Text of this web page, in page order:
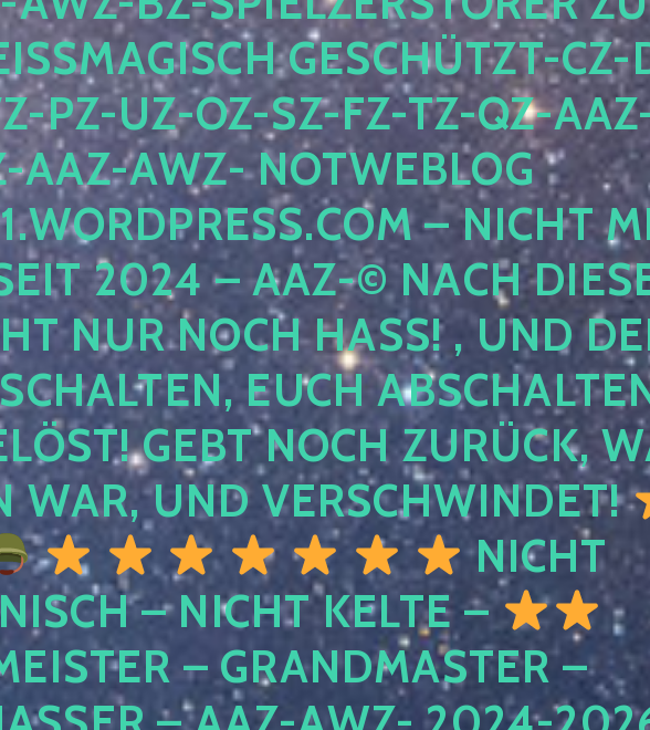
GESCHÜTZT-CZ-
UZ-OZ-SZ-FZ-TZ-QZ-AAZ-
AWZ- NOTWEBLOG PE
– NICHT
2024 – AAZ-© NACH DIESER
NOCH HASS! , UND
EUCH ABSCHALTEN,
GEBT NOCH ZURÜCK, WAS
UND VERSCHWINDET!
NICHT
– NICHT KELTE –
– GRANDMASTER – S